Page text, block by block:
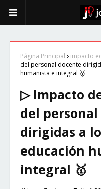
Página Principal impacto
del personal docente
humanista e integral 🥇
▷ Impacto
del
dirigidas a
educación
integral 🥇